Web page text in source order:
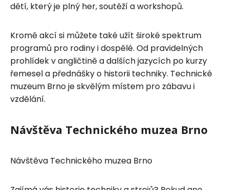
dětí, který je plný her, soutěží a workshopů.
Kromě akcí si můžete také užít široké spektrum
programů pro rodiny i dospělé. Od pravidelných
prohlídek v angličtině a dalších jazycích po kurzy
řemesel a přednášky o historii techniky. Technické
muzeum Brno je skvělým místem pro zábavu i
vzdělání.
Návštěva Technického muzea Brno
Návštěva Technického muzea Brno